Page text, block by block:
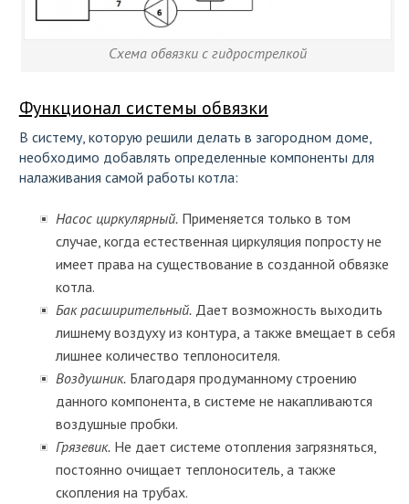
Схема обвязки с гидрострелкой
Функционал системы обвязки
В систему, которую решили делать в загородном доме,
необходимо добавлять определенные компоненты для
налаживания самой работы котла:
Насос циркулярный.Применяется только в том
случае, когда естественная циркуляция попросту не
имеет права на существование в созданной обвязке
котла.
Бак расширительный.Дает возможность выходить
лишнему воздуху из контура, а также вмещает в себя
лишнее количество теплоносителя.
Воздушник.Благодаря продуманному строению
данного компонента, в системе не накапливаются
воздушные пробки.
Грязевик.Не дает системе отопления загрязняться,
постоянно очищает теплоноситель, а также
скопления на трубах.